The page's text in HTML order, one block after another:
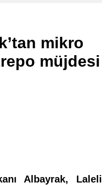
mikro
müjdesi
Albayrak, Laleli